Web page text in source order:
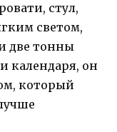
стул,
светом,
две тонны
календаря, он
который